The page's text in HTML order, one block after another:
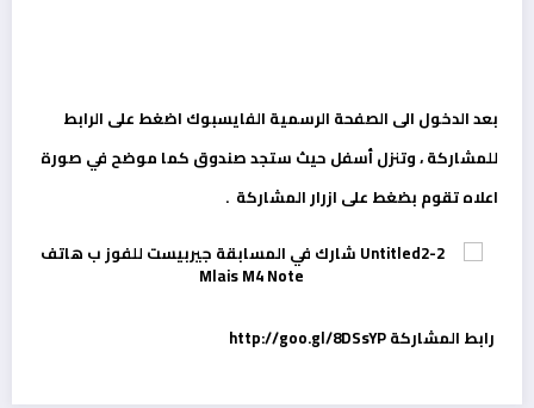
بعد الدخول الى الصفحة الرسمية الفايسبوك اضغط على الرابط
للمشاركة ، وتنزل أسفل حيث ستجد صندوق كما موضح في صورة
اعلاه تقوم بضغط على ازرار المشاركة .
رابط المشاركةhttp://goo.gl/8DSsYP